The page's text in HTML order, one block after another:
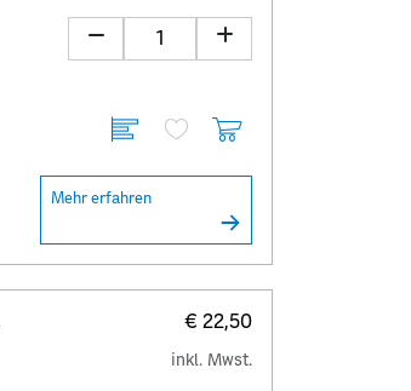
Mehr erfahren
€ 22,50
inkl. Mwst.